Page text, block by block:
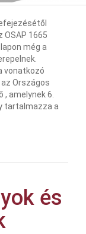
1665
még a
vonatkozó
Országos
amelynek 6.
tartalmazza a
és